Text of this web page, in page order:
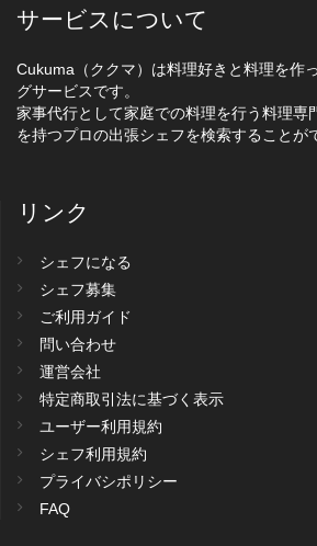
サービスについて
Cukuma（ククマ）は料理好きと料理を作
グサービスです。
家事代行として家庭での料理を行う料理専
を持つプロの出張シェフを検索することが
リンク
シェフになる
シェフ募集
ご利用ガイド
問い合わせ
運営会社
特定商取引法に基づく表示
ユーザー利用規約
シェフ利用規約
プライバシポリシー
FAQ